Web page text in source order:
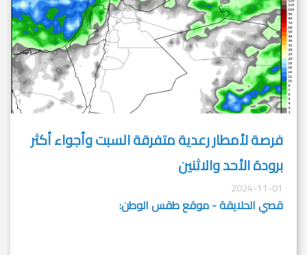
فرصة لأمطار رعدية متفرقة السبت وأجواء أكثر
برودة الأحد والاثنين
2024-11-01
قصي الحلايقة - موقع طقس الوطن: